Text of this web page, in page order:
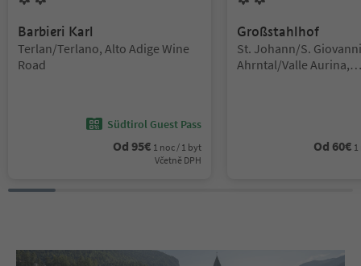
Barbieri Karl
Lokalita:
Terlan/Terlano, Alto Adige Wine
Road
Südtirol Guest Pass
Od 95€ 1 noc / 1 byt
Včetně DPH
Großstahlhof
Lokalita:
St. Johann/S.
Ahrntal/Valle Aurina,
Od 60€